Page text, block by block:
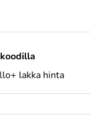
lakka hinta